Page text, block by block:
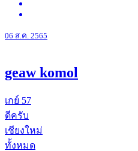
06 ส.ค. 2565
geaw komol
เกย์ 57
ดีครับ
เชียงใหม่
ทั้งหมด